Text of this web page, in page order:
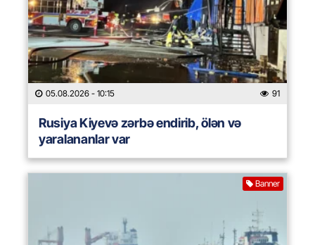
05.08.2026 - 10:15 91
Rusiya Kiyevə zərbə endirib, ölən və
yaralananlar var
Banner